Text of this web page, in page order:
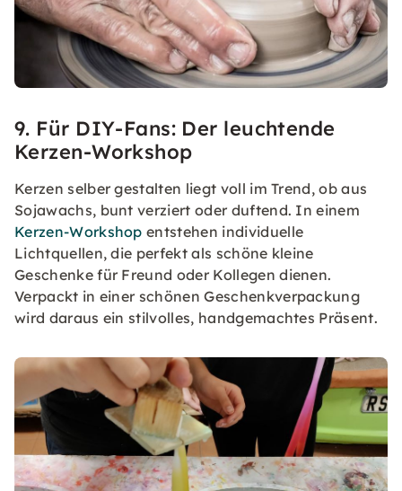
9. Für DIY-Fans: Der leuchtende
Kerzen-Workshop
Kerzen selber gestalten liegt voll im Trend, ob aus
Sojawachs, bunt verziert oder duftend. In einem
Kerzen-Workshop entstehen individuelle
Lichtquellen, die perfekt als schöne kleine
Geschenke für Freund oder Kollegen dienen.
Verpackt in einer schönen Geschenkverpackung
wird daraus ein stilvolles, handgemachtes Präsent.